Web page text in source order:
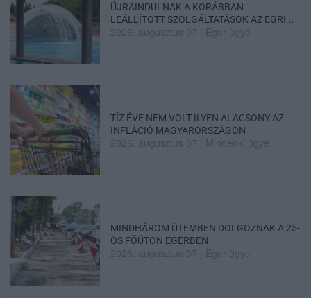
ÚJRAINDULNAK A KORÁBBAN
LEÁLLÍTOTT SZOLGÁLTATÁSOK AZ EGRI...
2026. augusztus 07 Eger ügye
TÍZ ÉVE NEM VOLT ILYEN ALACSONY AZ
INFLÁCIÓ MAGYARORSZÁGON
2026. augusztus 07 Mindenki ügye
MINDHÁROM ÜTEMBEN DOLGOZNAK A 25-
ÖS FŐÚTON EGERBEN
2026. augusztus 07 Eger ügye